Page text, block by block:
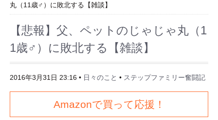
丸（11歳♂）に敗北する【雑談】
【悲報】父、ペットのじゃじゃ丸（1
1歳♂）に敗北する【雑談】
2016年3月31日 23:16 • 日々のこと • ステップファミリー奮闘記
Amazonで買って応援！